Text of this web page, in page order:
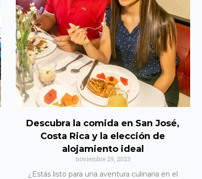
Descubra la comida en San José,
Costa Rica y la elección de
alojamiento ideal
noviembre 29, 2023
¿Estás listo para una aventura culinaria en el